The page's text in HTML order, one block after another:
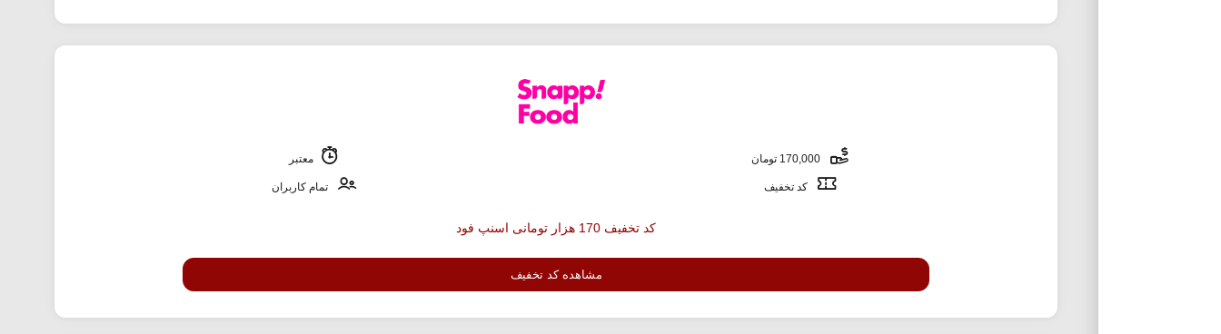
معتبر
کد تخفیف تمام کاربران
کد تخفیف 170 هزار تومانی اسنپ فود
مشاهده کد تخفیف